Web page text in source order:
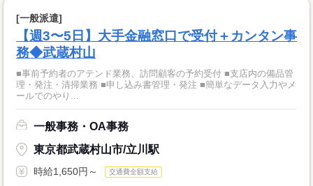
[一般派遣]
【週3〜5日】大手金融窓口で受付＋カンタン事
務◆武蔵村山
■事前予約者のアテンド業務、訪問顧客の予約受付 ■支店内の備品管
理・発注・清掃業務 ■申し込み書管理・発注 ■簡単なデータ入力やメ
ールでのやり...
一般事務・OA事務
東京都武蔵村山市/立川駅
時給1,650円～ 交通費全額支給